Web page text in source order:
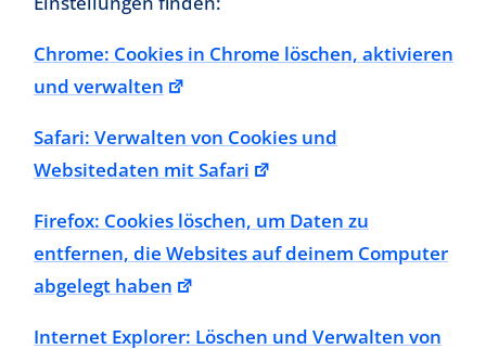
Chrome: Cookies in Chrome löschen, aktivieren
und verwalten
Safari: Verwalten von Cookies und
Websitedaten mit Safari
Firefox: Cookies löschen, um Daten zu
entfernen, die Websites auf deinem Computer
abgelegt haben
Internet Explorer: Löschen und Verwalten von